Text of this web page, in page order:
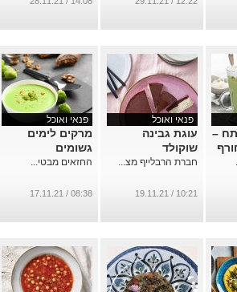
–
פנאי ואוכל
עוגת גבינה
שוקולד
חברת הרבלייף מצ...
10:21 / 19.11.21
פנאי ואוכל
מרקים לימים
גשומים
החזאים מבטי...
08:38 / 17.11.21